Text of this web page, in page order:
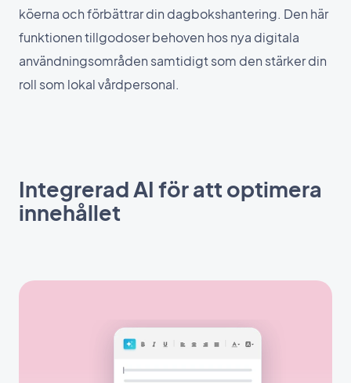
köerna och förbättrar din dagbokshantering. Den här
funktionen tillgodoser behoven hos nya digitala
användningsområden samtidigt som den stärker din
roll som lokal vårdpersonal.
Integrerad AI för att optimera
innehållet